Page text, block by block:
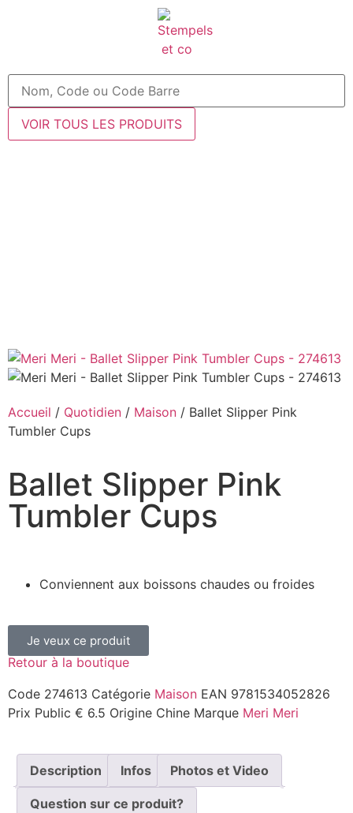
VOIR TOUS LES PRODUITS
Accueil / Quotidien / Maison / Ballet Slipper Pink
Tumbler Cups
Ballet Slipper Pink
Tumbler Cups
Conviennent aux boissons chaudes ou froides
Je veux ce produit
Retour à la boutique
Code 274613 Catégorie Maison EAN 9781534052826
Prix Public € 6.5 Origine Chine Marque Meri Meri
Description Infos Photos et Video
Question sur ce produit?